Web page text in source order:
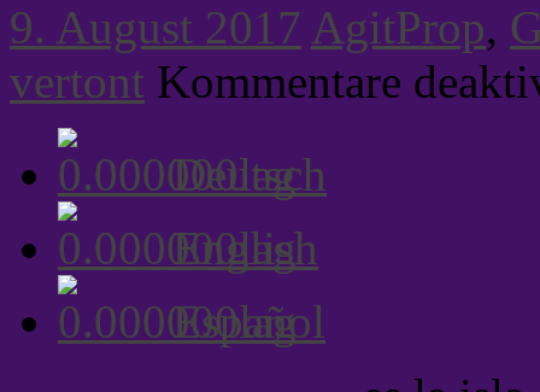
9. August 2017 AgitProp,
vertont Kommentare
Deutsch
English
Español